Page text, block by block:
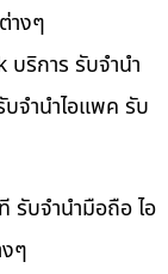
างๆ
ริการ รับจำนำ
จำนำไอแพค รับ
รับจำนำมือถือ ไอ
ๆ